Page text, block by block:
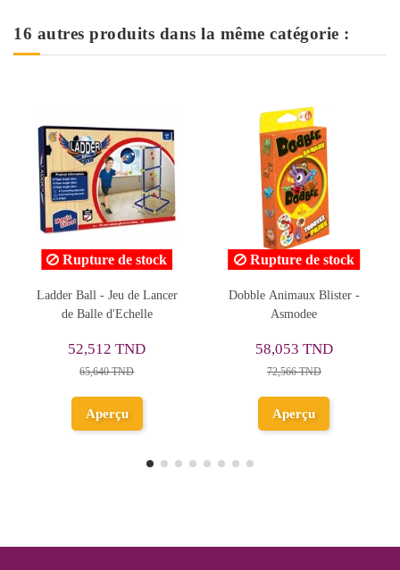
16 autres produits dans la même catégorie :
Rupture de stock
Dobble Animaux Blister -
Asmodee
58,053 TND
72,566 TND
Aperçu
Rupture de stock
Cerf-Volant Kawaii - Djeco
34,320 TND
42,900 TND
Aperçu